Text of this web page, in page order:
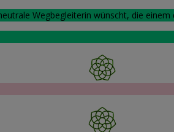
Wegbegleiterin wünscht, die